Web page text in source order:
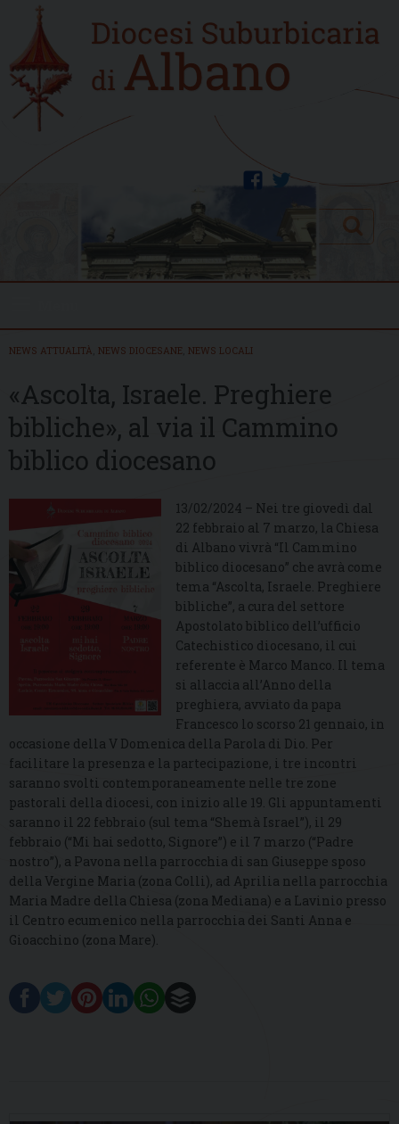
content
Home
new
twitter
facebook
Search
NEWS ATTUALITÀ NEWS DIOCESANE NEWS LOCALI
«Ascolta, Israele. Preghiere
bibliche», al via il Cammino
biblico diocesano
13/02/2024 – Nei tre giovedì dal
22 febbraio al 7 marzo, la Chiesa
di Albano vivrà “Il Cammino
biblico diocesano” che avrà come
tema “Ascolta, Israele. Preghiere
bibliche”, a cura del settore
Apostolato biblico dell’ufficio
Catechistico diocesano, il cui
referente è Marco Manco. Il tema
si allaccia all’Anno della
preghiera, avviato da papa
Francesco lo scorso 21 gennaio, in
occasione della V Domenica della Parola di Dio. Per
facilitare la presenza e la partecipazione, i tre incontri
saranno svolti contemporaneamente nelle tre zone
pastorali della diocesi, con inizio alle 19. Gli appuntamenti
saranno il 22 febbraio (sul tema “Shemà Israel”), il 29
febbraio (“Mi hai sedotto, Signore”) e il 7 marzo (“Padre
nostro”), a Pavona nella parrocchia di san Giuseppe sposo
della Vergine Maria (zona Colli), ad Aprilia nella parrocchia
Maria Madre della Chiesa (zona Mediana) e a Lavinio presso
il Centro ecumenico nella parrocchia dei Santi Anna e
Gioacchino (zona Mare).